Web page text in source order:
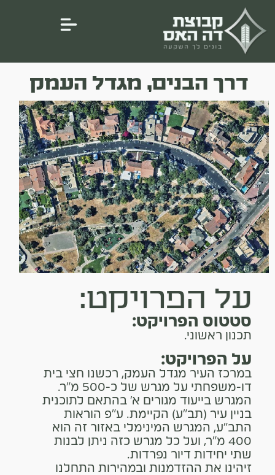
דרך הבנים, מגדל העמק
על הפרויקט:
סטטוס הפרויקט:
תכנון ראשוני.
על הפרויקט:
במרכז העיר מגדל העמק, רכשנו חצי בית
דו-משפחתי על מגרש של כ-500 מ"ר.
המגרש בייעוד מגורים א' בהתאם לתוכנית
בניין עיר (תב"ע) הקיימת. ע"פ הוראות
התב"ע, המגרש המינימלי באזור זה הוא
400 מ"ר, ועל כל מגרש כזה ניתן לבנות
שתי יחידות דיור נפרדות.
זיהינו את ההזדמנות ובמהירות התחלנו